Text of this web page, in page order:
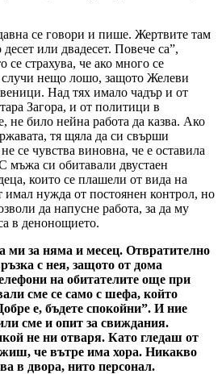
се говори и пише. Жертвите там
или двадесет. Повече са”,
се страхува, че ако много се
случи нещо лошо, защото Желеви
Над тях имало чадър и от
Загора, и от политици в
не било нейна работа да казва. Ако
тя щяла да си свърши
се чувства виновна, че е оставила
мъжа си обитавали двустаен
които се плашели от вида на
имал нужда от постоянен контрол, но
да напусне работа, за да му
в денонощието.
ми за няма и месец. Отвратително
с нея, защото от дома
на обитателите още при
сме се само с шефа, който
е, бъдете спокойни”. И ние
сме и опит за свиждания.
не ни отваря. Като гледаш от
че вътре има хора. Никакво
в двора, нито персонал.